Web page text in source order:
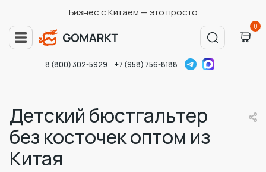
Бизнес с Китаем — это просто
0
8 (800) 302-5929 +7 (958) 756-8188
Детский бюстгальтер
без косточек оптом из
Китая